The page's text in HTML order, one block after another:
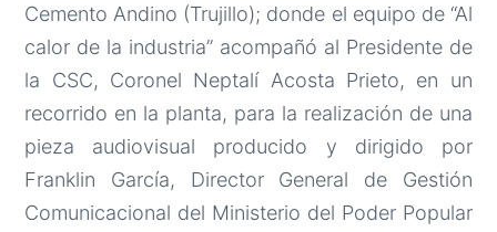
Cemento Andino (Trujillo); donde el equipo de “Al
calor de la industria” acompañó al Presidente de
la CSC, Coronel Neptalí Acosta Prieto, en un
recorrido en la planta, para la realización de una
pieza audiovisual producido y dirigido por
Franklin García, Director General de Gestión
Comunicacional del Ministerio del Poder Popular